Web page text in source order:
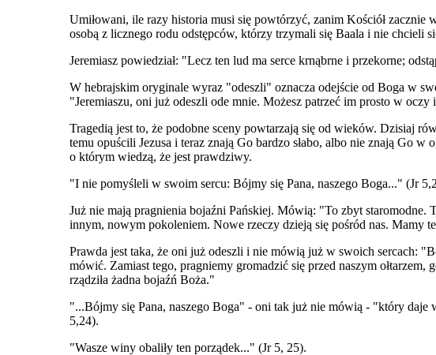
Umiłowani, ile razy historia musi się powtórzyć, zanim Kościół
osobą z licznego rodu odstępców, którzy trzymali się Baala i nie chcieli
Jeremiasz powiedział: "Lecz ten lud ma serce krnąbrne i przekorne;
W hebrajskim oryginale wyraz "odeszli" oznacza odejście od Boga w
"Jeremiaszu, oni już odeszli ode mnie. Możesz patrzeć im prosto w oczy
Tragedią jest to, że podobne sceny powtarzają się od wieków. Dzisiaj
temu opuścili Jezusa i teraz znają Go bardzo słabo, albo nie znają Go
o którym wiedzą, że jest prawdziwy.
"I nie pomyśleli w swoim sercu: Bójmy się Pana, naszego Boga..." (Jr
Już nie mają pragnienia bojaźni Pańskiej. Mówią: "To zbyt staromodne.
innym, nowym pokoleniem. Nowe rzeczy dzieją się pośród nas. Mamy
Prawda jest taka, że oni już odeszli i nie mówią już w swoich sercach:
mówić. Zamiast tego, pragniemy gromadzić się przed naszym
rządziła żadna bojaźń Boża."
"...Bójmy się Pana, naszego Boga" - oni tak już nie mówią - "który daje
5,24).
"Wasze winy obaliły ten porządek..." (Jr 5, 25).